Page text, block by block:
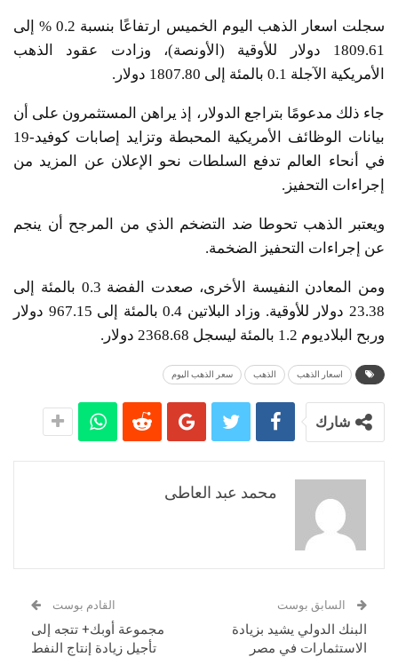
سجلت اسعار الذهب اليوم الخميس ارتفاعًا بنسبة 0.2 % إلى
1809.61 دولار للأوقية (الأونصة)، وزادت عقود الذهب
الأمريكية الآجلة 0.1 بالمئة إلى 1807.80 دولار.
جاء ذلك مدعومًا بتراجع الدولار، إذ يراهن المستثمرون على أن
بيانات الوظائف الأمريكية المحبطة وتزايد إصابات كوفيد-19
في أنحاء العالم تدفع السلطات نحو الإعلان عن المزيد من
إجراءات التحفيز.
ويعتبر الذهب تحوطا ضد التضخم الذي من المرجح أن ينجم
عن إجراءات التحفيز الضخمة.
ومن المعادن النفيسة الأخرى، صعدت الفضة 0.3 بالمئة إلى
23.38 دولار للأوقية. وزاد البلاتين 0.4 بالمئة إلى 967.15 دولار
وربح البلاديوم 1.2 بالمئة ليسجل 2368.68 دولار.
اسعار الذهب الذهب سعر الذهب اليوم
شارك
محمد عبد العاطى
السابق بوست
البنك الدولي يشيد بزيادة
الاستثمارات في مصر
القادم بوست
مجموعة أوبك+ تتجه إلى
تأجيل زيادة إنتاج النفط